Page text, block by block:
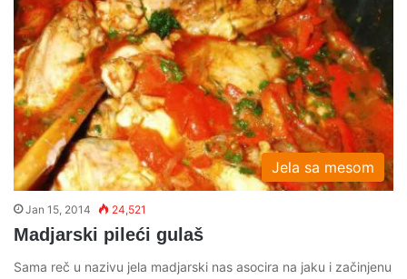
Jela sa mesom
Jan 15, 2014 24,521
Madjarski pileći gulaš
Sama reč u nazivu jela madjarski nas asocira na jaku i začinjenu